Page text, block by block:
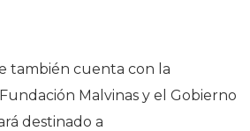
también cuenta con la
Malvinas y el Gobierno
destinado a